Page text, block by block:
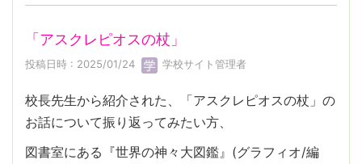
「アスクレピオスの杖」
投稿日時 : 2025/01/24 学校サイト管理者
校長先生から紹介された、「アスクレピオスの杖」の
お話について振り返ってみたい方、
図書室にある『世界の神々大図鑑』(グラフィオ/編